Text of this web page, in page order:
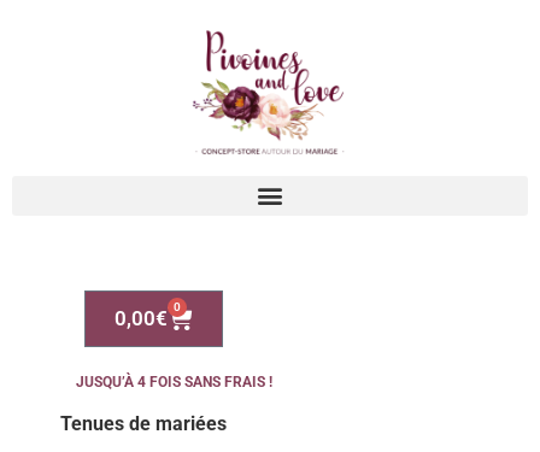
0,00€ 0
JUSQU’À 4 FOIS SANS FRAIS !
Tenues de mariées